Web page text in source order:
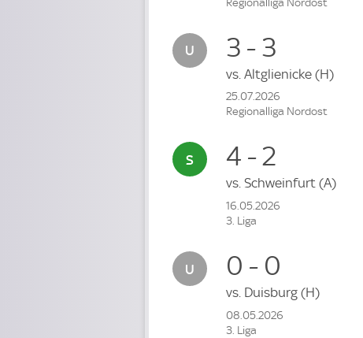
3 - 3
vs. Altglienicke (H)
25.07.2026
Regionalliga Nordost
4 - 2
vs. Schweinfurt (A)
16.05.2026
3. Liga
0 - 0
vs. Duisburg (H)
08.05.2026
3. Liga